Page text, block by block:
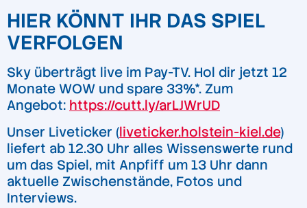
HIER KÖNNT IHR DAS SPIEL
VERFOLGEN
Sky überträgt live im Pay-TV. Hol dir jetzt 12
Monate WOW und spare 33%*. Zum
Angebot: https://cutt.ly/arLJWrUD
Unser Liveticker (liveticker.holstein-kiel.de)
liefert ab 12.30 Uhr alles Wissenswerte rund
um das Spiel, mit Anpfiff um 13 Uhr dann
aktuelle Zwischenstände, Fotos und
Interviews.